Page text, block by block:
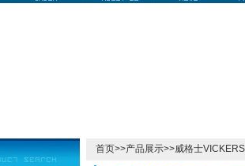
首页>>产品展示>>威格士VICKERS